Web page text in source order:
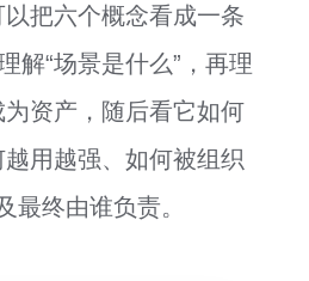
把六个概念看成一条
解“场景是什么”，再理
资产，随后看它如何
用越强、如何被组织
最终由谁负责。